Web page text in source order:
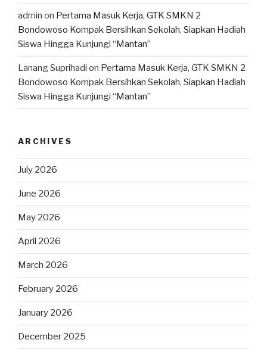
admin on Pertama Masuk Kerja, GTK SMKN 2
Bondowoso Kompak Bersihkan Sekolah, Siapkan Hadiah
Siswa Hingga Kunjungi “Mantan”
Lanang Suprihadi on Pertama Masuk Kerja, GTK SMKN 2
Bondowoso Kompak Bersihkan Sekolah, Siapkan Hadiah
Siswa Hingga Kunjungi “Mantan”
ARCHIVES
July 2026
June 2026
May 2026
April 2026
March 2026
February 2026
January 2026
December 2025